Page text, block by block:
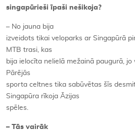
singapūrieši īpaši nešikoja?
– No jauna bija
izveidots tikai veloparks ar Singapūrā
MTB trasi, kas
bija ielocīta nelielā mežainā paugurā,
Pārējās
sporta celtnes tika sabūvētas šīs
Singapūra rīkoja Āzijas
spēles.
– Tās vairāk